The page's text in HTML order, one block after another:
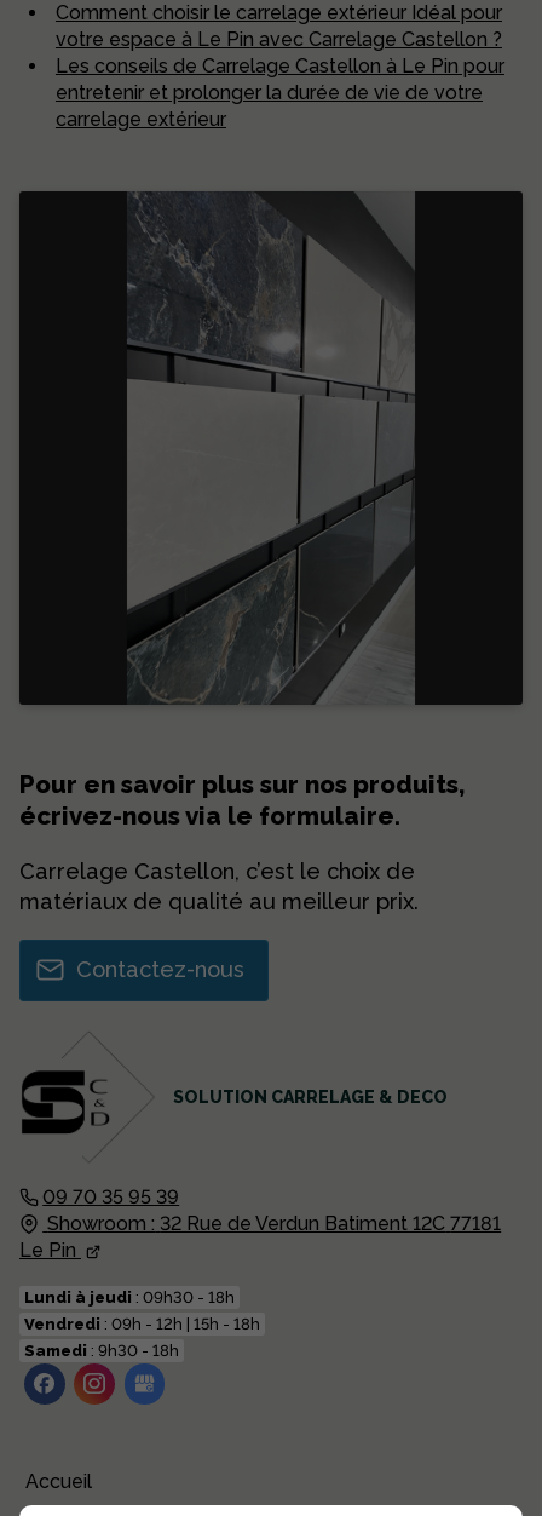
Comment choisir le carrelage extérieur Idéal pour
votre espace à Le Pin avec Carrelage Castellon ?
Les conseils de Carrelage Castellon à Le Pin pour
entretenir et prolonger la durée de vie de votre
carrelage extérieur
SOLUTION CARRELAGE & DECO
09 70 35 95 39
Showroom : 32 Rue de Verdun Batiment 12C 77181
Le Pin
Lundi à jeudi : 09h30 - 18h
Vendredi : 09h - 12h | 15h - 18h
Samedi : 9h30 - 18h
Accueil
Pour en savoir plus sur nos produits,
écrivez-nous via le formulaire.
Carrelage Castellon, c’est le choix de
matériaux de qualité au meilleur prix.
Contactez-nous